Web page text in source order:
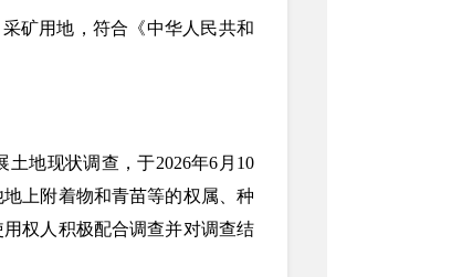
矿用地，符合《中华人民共和
地现状调查，于2026年6月10
上附着物和青苗等的权属、种
权人积极配合调查并对调查结